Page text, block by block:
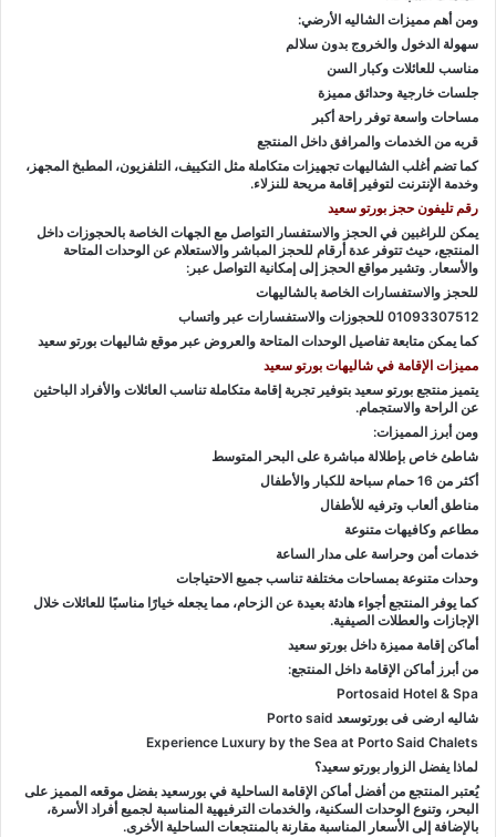
ومن أهم مميزات الشاليه الأرضي:
سهولة الدخول والخروج بدون سلالم
مناسب للعائلات وكبار السن
جلسات خارجية وحدائق مميزة
مساحات واسعة توفر راحة أكبر
قربه من الخدمات والمرافق داخل المنتجع
كما تضم أغلب الشاليهات تجهيزات متكاملة مثل التكييف، التلفزيون، المطبخ المجهز،
وخدمة الإنترنت لتوفير إقامة مريحة للنزلاء.
رقم تليفون حجز بورتو سعيد
يمكن للراغبين في الحجز والاستفسار التواصل مع الجهات الخاصة بالحجوزات داخل
المنتجع، حيث تتوفر عدة أرقام للحجز المباشر والاستعلام عن الوحدات المتاحة
والأسعار. وتشير مواقع الحجز إلى إمكانية التواصل عبر:
للحجز والاستفسارات الخاصة بالشاليهات
01093307512 للحجوزات والاستفسارات عبر واتساب
كما يمكن متابعة تفاصيل الوحدات المتاحة والعروض عبر موقع شاليهات بورتو سعيد
مميزات الإقامة في شاليهات بورتو سعيد
يتميز منتجع بورتو سعيد بتوفير تجربة إقامة متكاملة تناسب العائلات والأفراد الباحثين
عن الراحة والاستجمام.
ومن أبرز المميزات:
شاطئ خاص بإطلالة مباشرة على البحر المتوسط
أكثر من 16 حمام سباحة للكبار والأطفال
مناطق ألعاب وترفيه للأطفال
مطاعم وكافيهات متنوعة
خدمات أمن وحراسة على مدار الساعة
وحدات متنوعة بمساحات مختلفة تناسب جميع الاحتياجات
كما يوفر المنتجع أجواء هادئة بعيدة عن الزحام، مما يجعله خيارًا مناسبًا للعائلات خلال
الإجازات والعطلات الصيفية.
أماكن إقامة مميزة داخل بورتو سعيد
من أبرز أماكن الإقامة داخل المنتجع:
Portosaid Hotel & Spa
شاليه ارضى فى بورتوسعد Porto said
Experience Luxury by the Sea at Porto Said Chalets
لماذا يفضل الزوار بورتو سعيد؟
يُعتبر المنتجع من أفضل أماكن الإقامة الساحلية في بورسعيد بفضل موقعه المميز على
البحر، وتنوع الوحدات السكنية، والخدمات الترفيهية المناسبة لجميع أفراد الأسرة،
بالإضافة إلى الأسعار المناسبة مقارنة بالمنتجعات الساحلية الأخرى.